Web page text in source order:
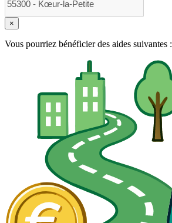
×
Vous pourriez bénéficier des aides suivantes :